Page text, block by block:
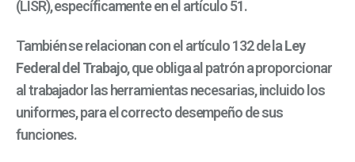
(LISR), específicamente en el artículo 51.
También se relacionan con el artículo 132 de laLey
Federal del Trabajo, que obliga al patrón a proporcionar
al trabajador las herramientas necesarias, incluido los
uniformes, para el correcto desempeño de sus
funciones.